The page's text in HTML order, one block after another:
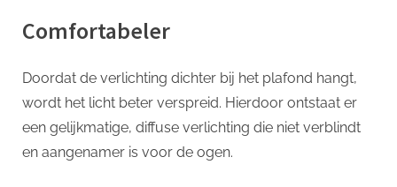
Comfortabeler
Doordat de verlichting dichter bij het plafond hangt,
wordt het licht beter verspreid. Hierdoor ontstaat er
een gelijkmatige, diffuse verlichting die niet verblindt
en aangenamer is voor de ogen.